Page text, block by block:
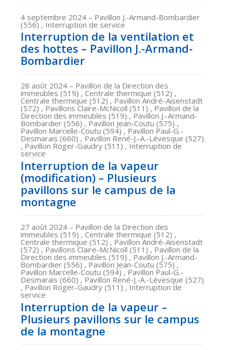
4 septembre 2024 – Pavillon J.-Armand-Bombardier
(556) , Interruption de service
Interruption de la ventilation et
des hottes – Pavillon J.-Armand-
Bombardier
28 août 2024 – Pavillon de la Direction des
immeubles (519) , Centrale thermique (512) ,
Centrale thermique (512) , Pavillon André-Aisenstadt
(572) , Pavillons Claire-McNicoll (511) , Pavillon de la
Direction des immeubles (519) , Pavillon J.-Armand-
Bombardier (556) , Pavillon Jean-Coutu (575) ,
Pavillon Marcelle-Coutu (594) , Pavillon Paul-G.-
Desmarais (660) , Pavillon René-J.-A.-Lévesque (527)
, Pavillon Roger-Gaudry (511) , Interruption de
service
Interruption de la vapeur
(modification) – Plusieurs
pavillons sur le campus de la
montagne
27 août 2024 – Pavillon de la Direction des
immeubles (519) , Centrale thermique (512) ,
Centrale thermique (512) , Pavillon André-Aisenstadt
(572) , Pavillons Claire-McNicoll (511) , Pavillon de la
Direction des immeubles (519) , Pavillon J.-Armand-
Bombardier (556) , Pavillon Jean-Coutu (575) ,
Pavillon Marcelle-Coutu (594) , Pavillon Paul-G.-
Desmarais (660) , Pavillon René-J.-A.-Lévesque (527)
, Pavillon Roger-Gaudry (511) , Interruption de
service
Interruption de la vapeur –
Plusieurs pavillons sur le campus
de la montagne